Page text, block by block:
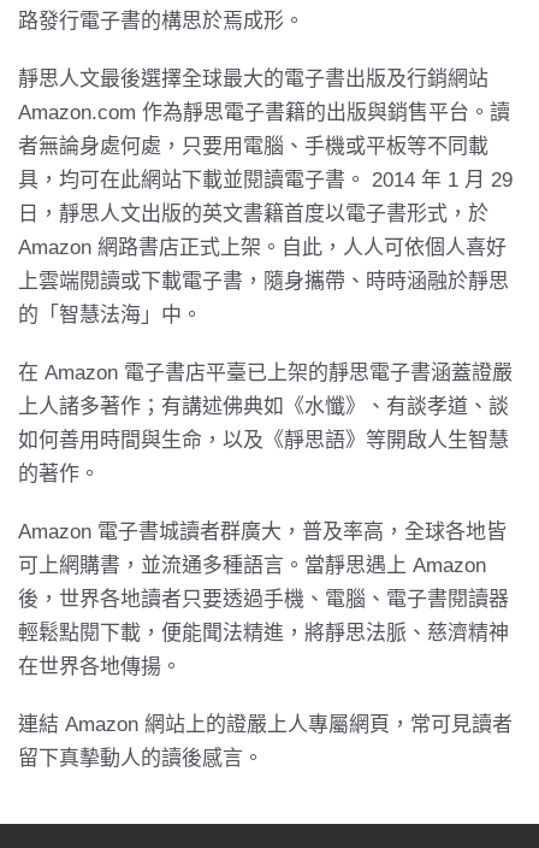
路發行電子書的構思於焉成形。
靜思人文最後選擇全球最大的電子書出版及行銷網站
Amazon.com 作為靜思電子書籍的出版與銷售平台。讀
者無論身處何處，只要用電腦、手機或平板等不同載
具，均可在此網站下載並閱讀電子書。 2014 年 1 月 29
日，靜思人文出版的英文書籍首度以電子書形式，於
Amazon 網路書店正式上架。自此，人人可依個人喜好
上雲端閱讀或下載電子書，隨身攜帶、時時涵融於靜思
的「智慧法海」中。
在 Amazon 電子書店平臺已上架的靜思電子書涵蓋證嚴
上人諸多著作；有講述佛典如《水懺》、有談孝道、談
如何善用時間與生命，以及《靜思語》等開啟人生智慧
的著作。
Amazon 電子書城讀者群廣大，普及率高，全球各地皆
可上網購書，並流通多種語言。當靜思遇上 Amazon
後，世界各地讀者只要透過手機、電腦、電子書閱讀器
輕鬆點閱下載，便能聞法精進，將靜思法脈、慈濟精神
在世界各地傳揚。
連結 Amazon 網站上的證嚴上人專屬網頁，常可見讀者
留下真摰動人的讀後感言。